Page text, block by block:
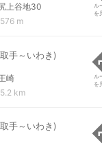
上谷地30
m
ル
を
手～いわき)
崎
km
ル
を
手～いわき)